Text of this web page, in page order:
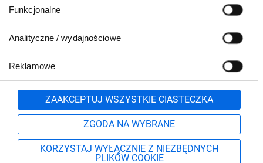
Funkcjonalne
Analityczne / wydajnościowe
Reklamowe
ZAAKCEPTUJ WSZYSTKIE CIASTECZKA
ZGODA NA WYBRANE
KORZYSTAJ WYŁĄCZNIE Z NIEZBĘDNYCH
PLIKÓW COOKIE
801 500 700 lub
71 37 61 600
Formularz kontaktowy